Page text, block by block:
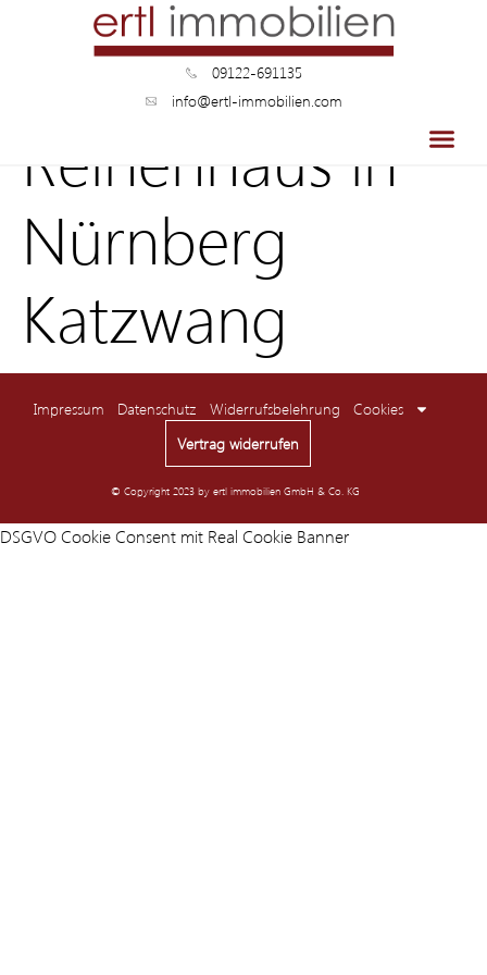
09122-691135
info@ertl-immobilien.com
Reihenhaus in
Nürnberg
Katzwang
Impressum Datenschutz Widerrufsbelehrung
Cookies
Vertrag widerrufen
© Copyright 2023 by ertl immobilien GmbH & Co. KG
DSGVO Cookie Consent mit Real Cookie Banner